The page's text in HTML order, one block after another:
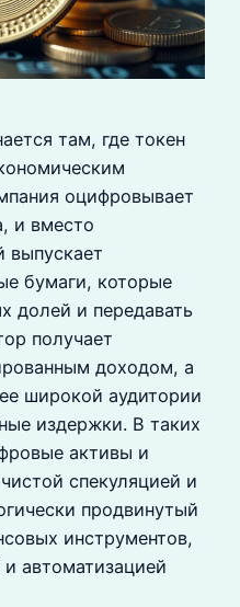
там, где токен
оцифровывает
и вместо
выпускает
бумаги, которые
долей и передавать
получает
доходом, а
широкой аудитории
издержки. В таких
активы и
спекуляцией и
продвинутый
инструментов,
автоматизацией